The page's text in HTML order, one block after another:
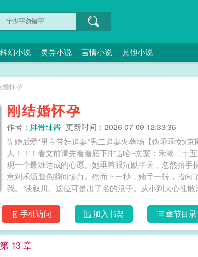
科幻小说 灵异小说 言情小说 其他小说
婚怀孕
刚结婚怀孕
作者： 排骨辣酱 更新时间：2026-07-09 12:33:35
先婚后爱*男主带娃追妻*男二追妻火葬场【伪乖乖女x
人！！！看文前请先看看底下排雷哈~文案：禾漱二十
现一个最难达成的心愿。她垂着眼沉默半天，忽然抬
意到禾沥脸色瞬间惨白。然而下一秒，她手一转，指向
我。”谈叙川。这位可是出了名的浪子。从小到大心性
家。婚后，当初当众拒绝她的谈叙川，夜夜和她同床
川发现禾漱好像要出轨了。就在查出怀孕这天。他陪她
回来。他去找她，正巧撞见她抓着禾沥的衣角落泪，
说：“禾沥，只要你愿意，我现在就跟他提离婚。”—禾
手机访问 加入书架 章节目录
13 章